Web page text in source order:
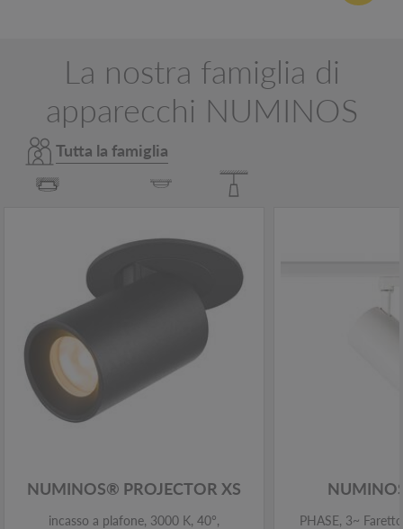
La nostra famiglia di
apparecchi NUMINOS
Tutta la famiglia
NUMINOS® PROJECTOR XS
incasso a plafone, 3000 K, 40°,
PHASE, 3~